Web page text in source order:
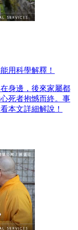
用科學解釋！
身邊，後來家屬都
死者抱憾而終。事
本文詳細解說！